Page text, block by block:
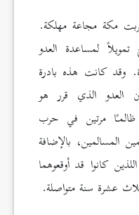
مكة مجاعة مهلكة.
لمساعدة العدو
وقد كانت هذه بادرة
العدو الذي قرر هو
مرتين في حرب
المسالمين، بالإضافة
كانوا قد أوقعوهما
عشرة سنة متواصلة.